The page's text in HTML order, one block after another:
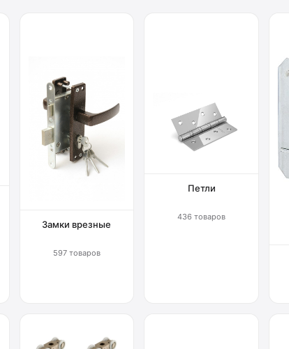
Замки врезные
597 товаров
Петли
436 товаров